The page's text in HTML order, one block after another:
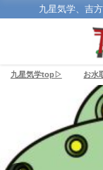
九星気学、吉
九星気学top▷ お水